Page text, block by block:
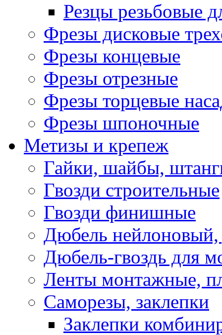
Резцы резьбовые
Фрезы дисковые
Фрезы концевые
Фрезы отрезные
Фрезы торцевые
Фрезы шпоночные
Метизы и крепеж
Гайки, шайбы,
Гвозди строительные
Гвозди финишные
Дюбель нейлоновый,
Дюбель-гвоздь для
Ленты монтажные,
Саморезы, заклепки
Заклепки